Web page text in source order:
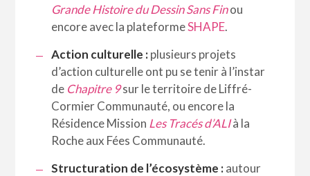
Grande Histoire du Dessin Sans Finou
encore avec la plateformeSHAPE.
Action culturelle :plusieurs projets
d’action culturelle ont pu se tenir à l’instar
de Chapitre 9sur le territoire de Liffré-
Cormier Communauté, ou encore la
Résidence Mission Les Tracés d’ALIà la
Roche aux Fées Communauté.
Structuration de l’écosystème :autour